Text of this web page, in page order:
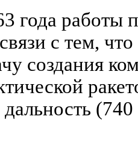
года работы
с тем,
создания
(740